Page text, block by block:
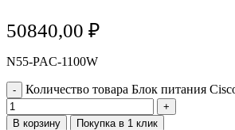
50840,00 ₽
N55-PAC-1100W
Количество товара Блок питания
В корзину Покупка в 1 клик